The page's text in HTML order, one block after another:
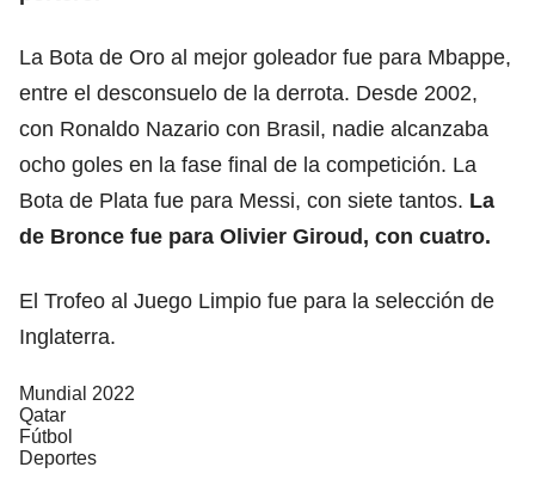
La Bota de Oro al mejor goleador fue para Mbappe,
entre el desconsuelo de la derrota. Desde 2002,
con Ronaldo Nazario con Brasil, nadie alcanzaba
ocho goles en la fase final de la competición. La
Bota de Plata fue para Messi, con siete tantos. La
de Bronce fue para Olivier Giroud, con cuatro.
El Trofeo al Juego Limpio fue para la selección de
Inglaterra.
Mundial 2022
Qatar
Fútbol
Deportes